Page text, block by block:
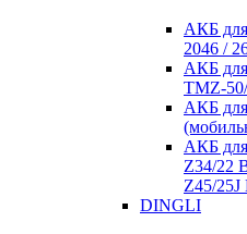
АКБ для
2046 /
АКБ
TMZ-
АКБ
АКБ
Z34/22
Z45/25J
DINGLI